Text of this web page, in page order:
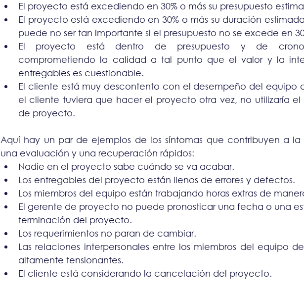
El proyecto está excediendo en 30% o más su presupuesto
El proyecto está excediendo en 30% o más su duración
puede no ser tan importante si el presupuesto no se excede en
El proyecto está dentro de presupuesto y de
comprometiendo la calidad a tal punto que el valor y la
entregables es cuestionable.
El cliente está muy descontento con el desempeño del equipo
el cliente tuviera que hacer el proyecto otra vez, no utilizaría el
de proyecto.
Aquí hay un par de ejemplos de los síntomas que contribuyen a
una evaluación y una recuperación rápidos:
Nadie en el proyecto sabe cuándo se va acabar.
Los entregables del proyecto están llenos de errores y defectos.
Los miembros del equipo están trabajando horas extras de
El gerente de proyecto no puede pronosticar una fecha o una
terminación del proyecto.
Los requerimientos no paran de cambiar.
Las relaciones interpersonales entre los miembros del equipo
altamente tensionantes.
El cliente está considerando la cancelación del proyecto.